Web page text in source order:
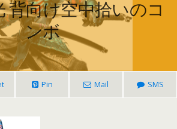
背向け空中拾いのコ
ンボ
Pin Mail SMS